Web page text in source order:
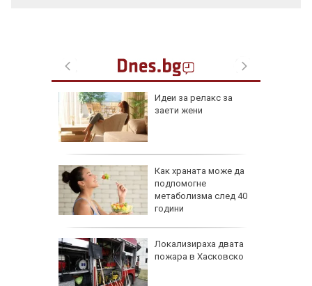
Идеи за релакс за
заети жени
Как храната може да
подпомогне
метаболизма след 40
години
Локализираха двата
пожара в Хасковско